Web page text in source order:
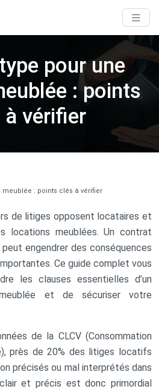
pour une
: points
à vérifier
: points clés à vérifier
de litiges opposent locataires et
locations meublées. Un contrat
engendrer des conséquences
Ce guide complet vous
les clauses essentielles d’un
et de sécuriser votre
de la CLCV (Consommation
près de 20% des litiges locatifs
précisés ou mal interprétés dans
et précis est donc primordial